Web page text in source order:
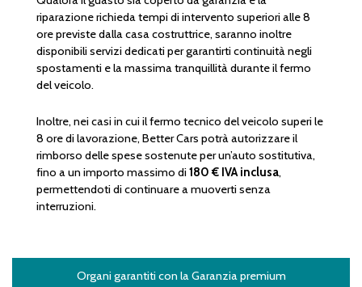
Organi garantiti con la Garanzia premium
riparazione richieda tempi di intervento superiori alle 8
ore previste dalla casa costruttrice, saranno inoltre
disponibili servizi dedicati per garantirti continuità negli
spostamenti e la massima tranquillità durante il fermo
del veicolo.
Inoltre, nei casi in cui il fermo tecnico del veicolo superi le
8 ore di lavorazione, Better Cars potrà autorizzare il
rimborso delle spese sostenute per un’auto sostitutiva,
fino a un importo massimo di 180 € IVA inclusa,
permettendoti di continuare a muoverti senza
interruzioni.